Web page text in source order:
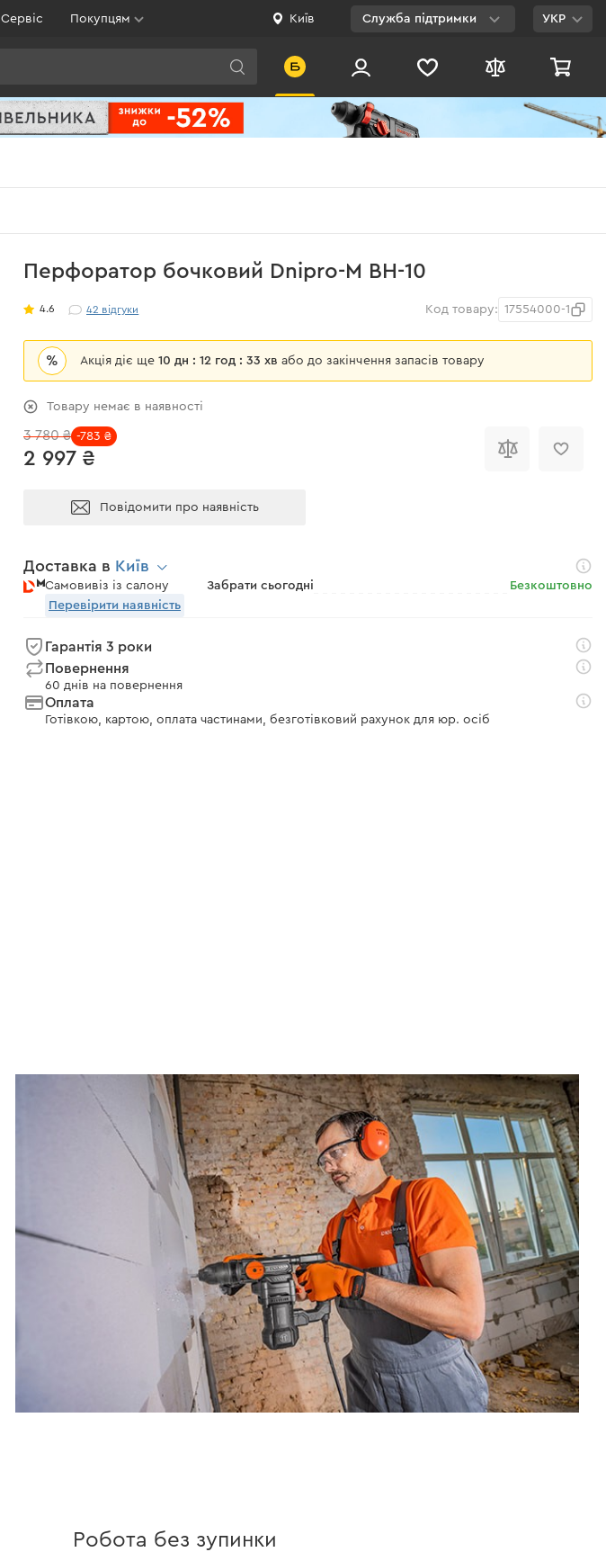
Сервіс Покупцям Київ Служба підтримки
Viber
0 800 200 500
УКР
Перфоратор бочковий Dnipro-M BH-10
4.6 42 відгуки Код товару: 17554000-1
% Акція діє ще10 дн : 12 год : 33 хвабо до закінчення запасів товару
Товару немає в наявності
2 997 ₴
3 780 ₴ -783 ₴
Повідомити про наявність
Доставка в Київ
Самовивіз із салону Забрати сьогодні
Безкоштовно
Перевірити наявність
Гарантія 3 роки
Повернення
60 днів на повернення
Оплата
Готівкою, картою, оплата частинами, безготівковий рахунок для юр. осіб
Робота без зупинки